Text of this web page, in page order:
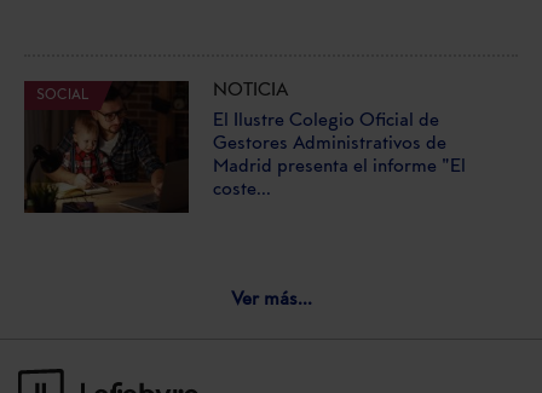
SOCIAL
NOTICIA
El Ilustre Colegio Oficial de
Gestores Administrativos de
Madrid presenta el informe "El
coste...
Ver más...